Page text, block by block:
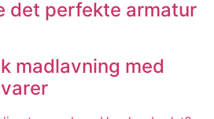
det perfekte armatur
madlavning med